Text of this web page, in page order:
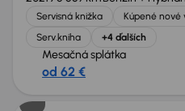
Servisná knižka Kúpené nové
Serv.kniha
+4 ďalších
Mesačná splátka
od 62 €